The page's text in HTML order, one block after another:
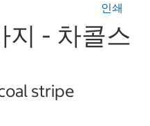
인쇄
지 - 차콜스
stripe